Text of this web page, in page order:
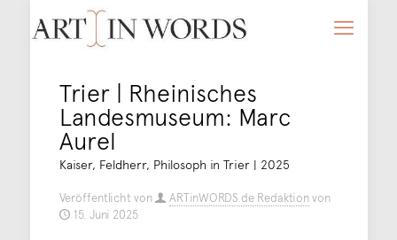
Trier | Rheinisches
Landesmuseum: Marc
Aurel
Kaiser, Feldherr, Philosoph in Trier | 2025
Veröffentlicht von ARTinWORDS.de Redaktionvon
15. Juni 2025